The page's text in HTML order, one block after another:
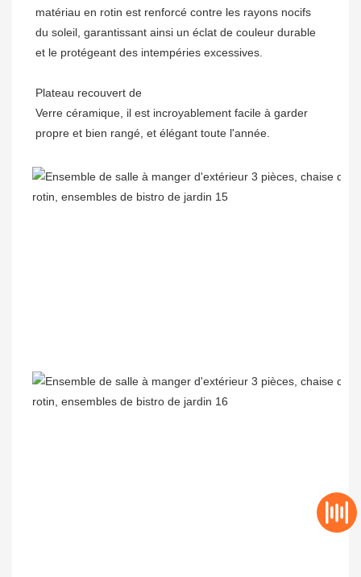
matériau en rotin est renforcé contre les rayons nocifs
du soleil, garantissant ainsi un éclat de couleur durable
Verre céramique, il est incroyablement facile à garder